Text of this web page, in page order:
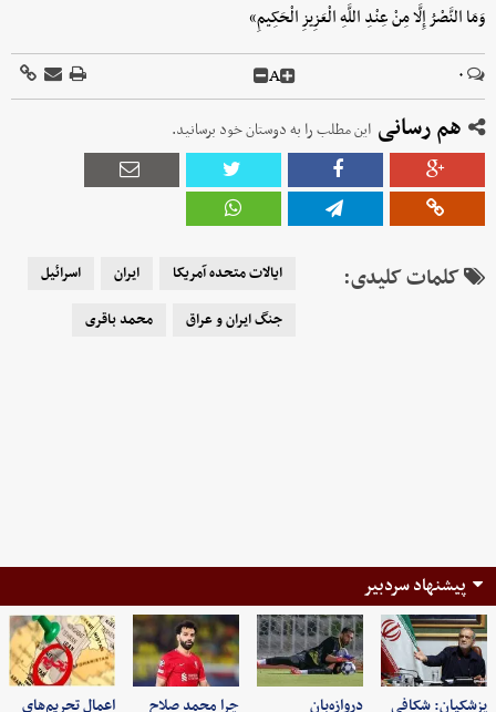
وَمَا النَّصْرُ إِلَّا مِنْ عِنْدِ اللَّهِ الْعَزِیزِ الْحَکِیمِ»
۰ A
هم رسانی این مطلب را به دوستان خود برسانید.
کلمات کلیدی: ایالات متحده آمریکا ایران
اسرائیل
جنگ ایران و عراق
محمد باقری
پیشنهاد سردبیر
پزشکیان: شکافی دروازه‌بان چرا محمد صلاح اعمال تحریم‌های